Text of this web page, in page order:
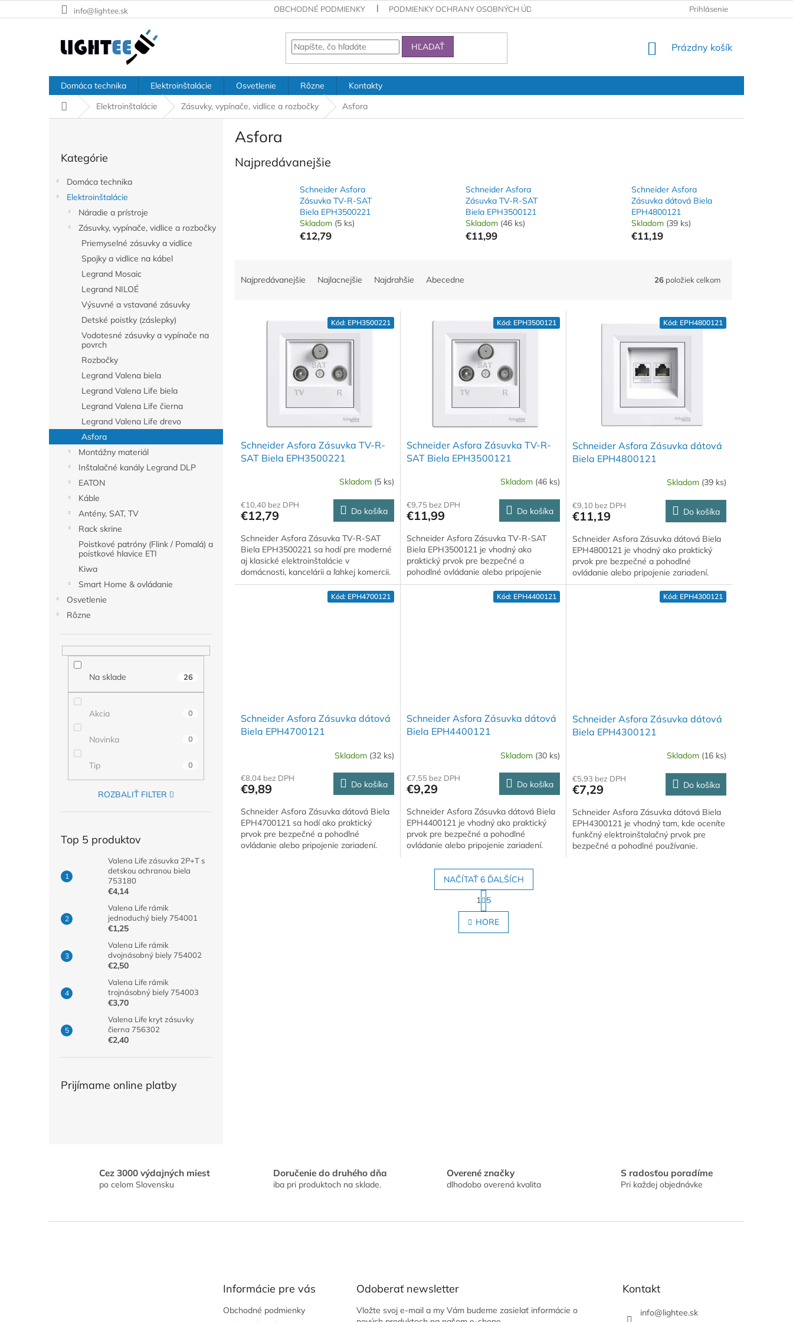
na
info@lightee.sk OBCHODNÉ PODMIENKY PODMIENKY OCHRANY OSOBNÝCH ÚDAJOV Prihlásenie
HĽADAŤ
NÁKUPNÝ
Prázdny košík
Domáca technika Elektroinštalácie Osvetlenie Rôzne
Kontakty
DomovElektroinštalácie Zásuvky, vypínače, vidlice a rozbočky Asfora
kategórie
Kategórie
Domáca technika
Elektroinštalácie
Náradie a prístroje
Zásuvky, vypínače, vidlice a rozbočky
Priemyselné zásuvky a vidlice
Spojky a vidlice na kábel
Legrand Mosaic
Legrand NILOÉ
Výsuvné a vstavané zásuvky
Detské poistky (záslepky)
Vodotesné zásuvky a vypínače na
povrch
Rozbočky
Legrand Valena biela
Legrand Valena Life biela
Legrand Valena Life čierna
Legrand Valena Life drevo
Asfora
Montážny materiál
Inštalačné kanály Legrand DLP
EATON
Káble
Antény, SAT, TV
Rack skrine
Poistkové patróny (Flink / Pomalá) a
poistkové hlavice ETI
Kiwa
Smart Home & ovládanie
Osvetlenie
Rôzne
Na sklade 26
Akcia 0
Novinka 0
Tip 0
ROZBALIŤ FILTER
Top 5 produktov
Valena Life zásuvka 2P+T s
detskou ochranou biela
753180
€4,14
Valena Life rámik
jednoduchý biely 754001
€1,25
Valena Life rámik
dvojnásobný biely 754002
€2,50
Valena Life rámik
trojnásobný biely 754003
€3,70
Valena Life kryt zásuvky
čierna 756302
€2,40
Prijímame online platby
Asfora
Najpredávanejšie
Schneider Asfora
Zásuvka TV-R-SAT
Biela EPH3500221
Skladom (5 ks)
€12,79
Schneider Asfora
Zásuvka TV-R-SAT
Biela EPH3500121
Skladom (46 ks)
€11,99
Schneider Asfora
Zásuvka dátová Biela
EPH4800121
Skladom (39 ks)
€11,19
Najpredávanejšie Najlacnejšie Najdrahšie Abecedne 26 položiek celkom
Schneider Asfora Zásuvka TV-R-
SAT Biela EPH3500221
Skladom (5 ks)
€10,40 bez DPH
€12,79 Do košíka
Schneider Asfora Zásuvka TV-R-SAT
Biela EPH3500221 sa hodí pre moderné
aj klasické elektroinštalácie v
domácnosti, kancelárii a ľahkej komercii.
Kód: EPH3500221
Schneider Asfora Zásuvka TV-R-
SAT Biela EPH3500121
Skladom (46 ks)
€9,75 bez DPH
€11,99 Do košíka
Schneider Asfora Zásuvka TV-R-SAT
Biela EPH3500121 je vhodný ako
praktický prvok pre bezpečné a
pohodlné ovládanie alebo pripojenie
zariadení.
Kód: EPH3500121
Schneider Asfora Zásuvka dátová
Biela EPH4800121
Skladom (39 ks)
€9,10 bez DPH
€11,19 Do košíka
Schneider Asfora Zásuvka dátová Biela
EPH4800121 je vhodný ako praktický
prvok pre bezpečné a pohodlné
ovládanie alebo pripojenie zariadení.
Kód: EPH4800121
Schneider Asfora Zásuvka dátová
Biela EPH4700121
Skladom (32 ks)
€8,04 bez DPH
€9,89 Do košíka
Schneider Asfora Zásuvka dátová Biela
EPH4700121 sa hodí ako praktický
prvok pre bezpečné a pohodlné
ovládanie alebo pripojenie zariadení.
Kód: EPH4700121
Schneider Asfora Zásuvka dátová
Biela EPH4400121
Skladom (30 ks)
€7,55 bez DPH
€9,29 Do košíka
Schneider Asfora Zásuvka dátová Biela
EPH4400121 je vhodný ako praktický
prvok pre bezpečné a pohodlné
ovládanie alebo pripojenie zariadení.
Kód: EPH4400121
Schneider Asfora Zásuvka dátová
Biela EPH4300121
Skladom (16 ks)
€5,93 bez DPH
€7,29 Do košíka
Schneider Asfora Zásuvka dátová Biela
EPH4300121 je vhodný tam, kde oceníte
funkčný elektroinštalačný prvok pre
bezpečné a pohodlné používanie.
Kód: EPH4300121
O
v
l
NAČÍTAŤ 6 ĎALŠÍCH
S
t
r
á
n
1 5
HORE
Cez 3000 výdajných miest
po celom Slovensku
Doručenie do druhého dňa
iba pri produktoch na sklade.
Overené značky
dlhodobo overená kvalita
S radosťou poradíme
Pri každej objednávke
Informácie pre vás
Obchodné podmienky
Odoberať newsletter
Vložte svoj e-mail a my Vám budeme zasielať informácie o
Kontakt
info@lightee.sk